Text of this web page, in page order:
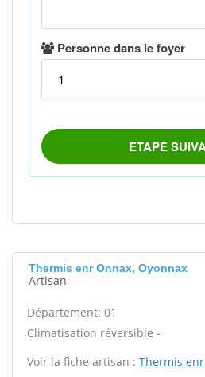
Thermis enr Onnax, Oyonnax
Artisan
Département: 01
Climatisation réversible -
Voir la fiche artisan : Thermis enr